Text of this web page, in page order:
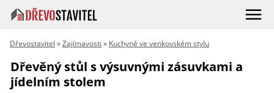
Dřevostavitel »Zajímavosti » Kuchyně ve venkovském stylu
Dřevěný stůl s výsuvnými zásuvkami a
jídelním stolem